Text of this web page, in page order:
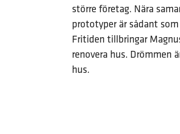
större företag. Nära
prototyper är sådant
Fritiden tillbringar
renovera hus. Drömmen
hus.